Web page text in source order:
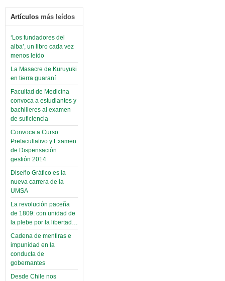
Artículos más leídos
‘Los fundadores del
alba’, un libro cada vez
menos leído
La Masacre de Kuruyuki
en tierra guaraní
Facultad de Medicina
convoca a estudiantes y
bachilleres al examen
de suficiencia
Convoca a Curso
Prefacultativo y Examen
de Dispensación
gestión 2014
Diseño Gráfico es la
nueva carrera de la
UMSA
La revolución paceña
de 1809: con unidad de
la plebe por la libertad…
Cadena de mentiras e
impunidad en la
conducta de
gobernantes
Desde Chile nos